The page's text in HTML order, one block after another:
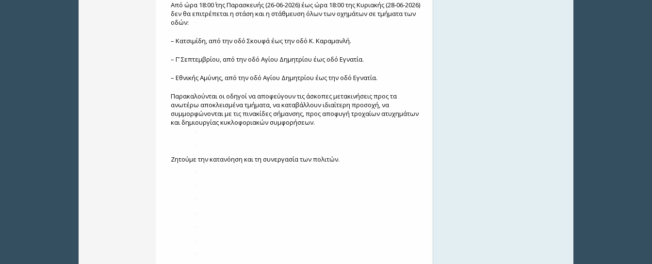
Από ώρα 18:00΄ της Παρασκευής (26-06-2026) έως ώρα 18:00 της Κυριακής (28-06-2026)
δεν θα επιτρέπεται η στάση και η στάθμευση όλων των οχημάτων σε τμήματα των
οδών:
– Κατσιμίδη, από την οδό Σκουφά έως την οδό Κ. Καραμανλή.
– Γ’ Σεπτεμβρίου, από την οδό Αγίου Δημητρίου έως οδό Εγνατία.
– Εθνικής Αμύνης, από την οδό Αγίου Δημητρίου έως την οδό Εγνατία.
Παρακαλούνται οι οδηγοί να αποφεύγουν τις άσκοπες μετακινήσεις προς τα
ανωτέρω αποκλεισμένα τμήματα, να καταβάλλουν ιδιαίτερη προσοχή, να
συμμορφώνονται με τις πινακίδες σήμανσης, προς αποφυγή τροχαίων ατυχημάτων
και δημιουργίας κυκλοφοριακών συμφορήσεων.
Ζητούμε την κατανόηση και τη συνεργασία των πολιτών.